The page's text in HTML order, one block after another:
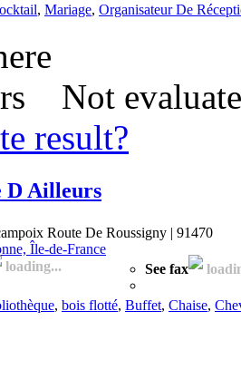
, Mariage, Organisateur De
Not
result?
D Ailleurs
Route De Roussigny | 91470
Île-de-France
loading... See fax
, bois flotté, Buffet, Chaise,